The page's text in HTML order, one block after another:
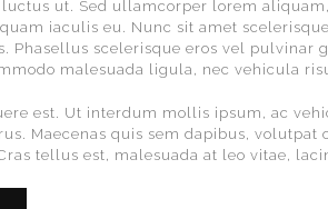
ut. Sed ullamcorper lorem
iaculis eu. Nunc sit amet
Phasellus scelerisque eros vel pulvinar
malesuada ligula, nec vehicula
est. Ut interdum mollis ipsum, ac
Maecenas quis sem dapibus,
tellus est, malesuada at leo vitae,